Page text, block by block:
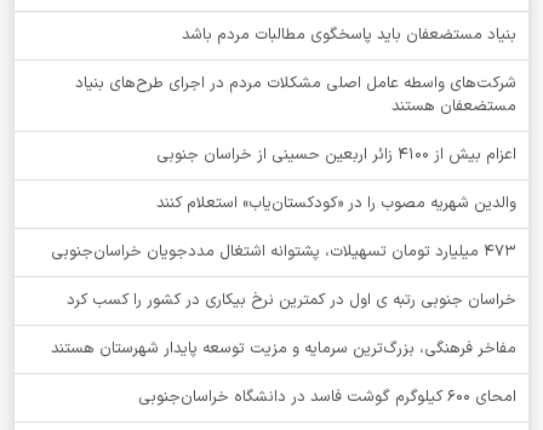
بنیاد مستضعفان باید پاسخگوی مطالبات مردم باشد
شرکت‌های واسطه عامل اصلی مشکلات مردم در اجرای طرح‌های بنیاد
مستضعفان هستند
اعزام بیش از 4100 زائر اربعین حسینی از خراسان جنوبی
والدین شهریه مصوب را در «کودکستان‌یاب» استعلام کنند
۴۷۳ میلیارد تومان تسهیلات، پشتوانه اشتغال مددجویان خراسان‌جنوبی
خراسان جنوبی رتبه ی اول در کمترین نرخ بیکاری در کشور را کسب کرد
مفاخر فرهنگی، بزرگ‌ترین سرمایه و مزیت توسعه پایدار شهرستان هستند
امحای ۶۰۰ کیلوگرم گوشت فاسد در دانشگاه خراسان‌جنوبی